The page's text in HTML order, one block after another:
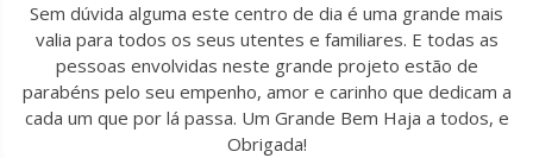
Sem dúvida alguma este centro de dia é uma grande mais
valia para todos os seus utentes e familiares. E todas as
pessoas envolvidas neste grande projeto estão de
parabéns pelo seu empenho, amor e carinho que dedicam a
cada um que por lá passa. Um Grande Bem Haja a todos, e
Obrigada!